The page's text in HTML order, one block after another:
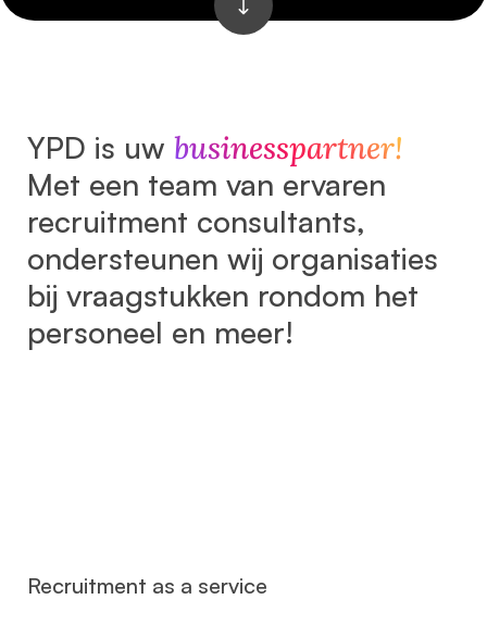
YPD is uw businesspartner!
Met een team van ervaren
recruitment consultants,
ondersteunen wij organisaties
bij vraagstukken rondom het
personeel en meer!
Recruitment as a service